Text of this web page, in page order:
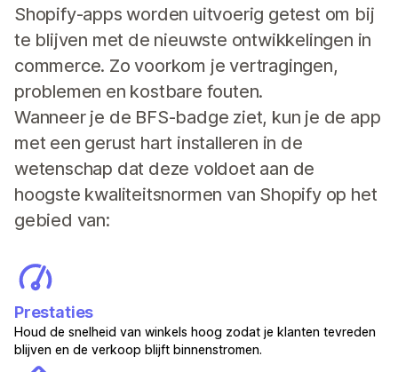
Shopify-apps worden uitvoerig getest om bij
te blijven met de nieuwste ontwikkelingen in
commerce. Zo voorkom je vertragingen,
problemen en kostbare fouten.
Wanneer je de BFS-badge ziet, kun je de app
met een gerust hart installeren in de
wetenschap dat deze voldoet aan de
hoogste kwaliteitsnormen van Shopify op het
gebied van:
Prestaties
Houd de snelheid van winkels hoog zodat je klanten tevreden
blijven en de verkoop blijft binnenstromen.